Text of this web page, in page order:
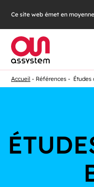
Ce site web émet en
Accueil Références Études